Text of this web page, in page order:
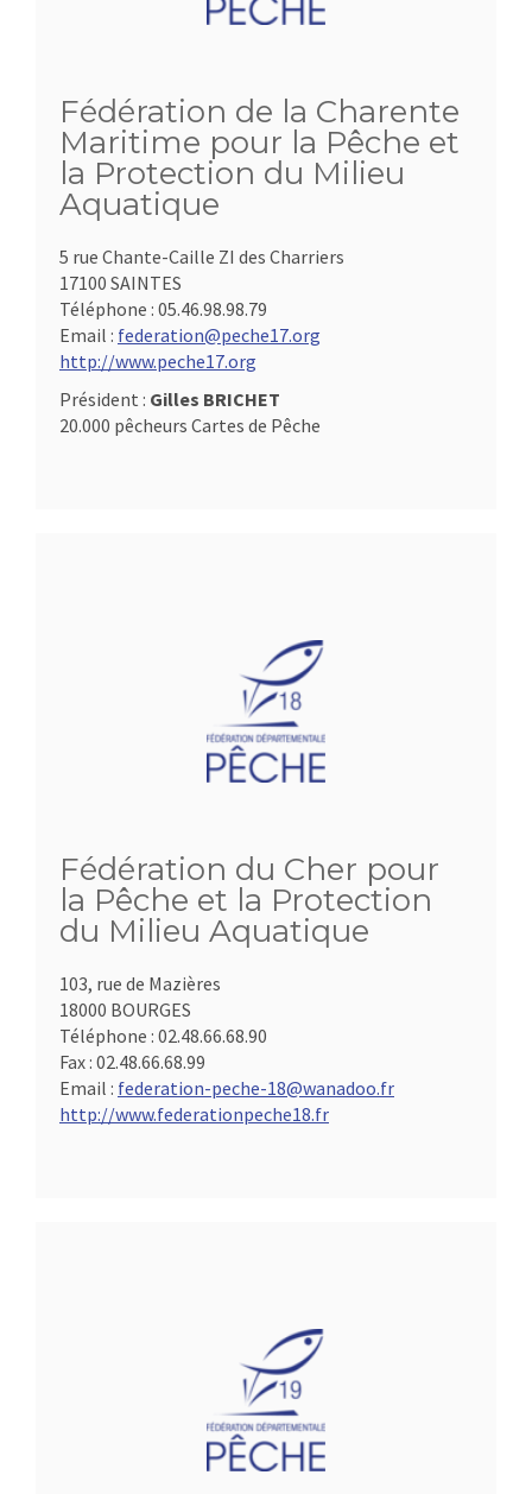
Fédération de la Charente
Maritime pour la Pêche et
la Protection du Milieu
Aquatique
5 rue Chante-Caille ZI des Charriers
17100 SAINTES
Téléphone : 05.46.98.98.79
Email : federation@peche17.org
http://www.peche17.org
Président : Gilles BRICHET
20.000 pêcheurs Cartes de Pêche
Fédération du Cher pour
la Pêche et la Protection
du Milieu Aquatique
103, rue de Mazières
18000 BOURGES
Téléphone : 02.48.66.68.90
Fax : 02.48.66.68.99
Email : federation-peche-18@wanadoo.fr
http://www.federationpeche18.fr